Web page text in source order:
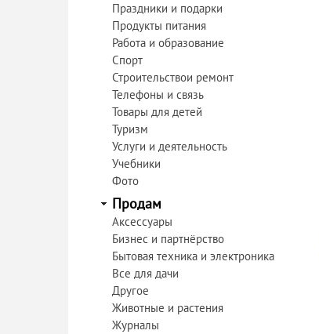
Праздники и подарки
Продукты питания
Работа и образование
Спорт
Строительствои ремонт
Телефоны и связь
Товары для детей
Туризм
Услуги и деятельность
Учебники
Фото
Продам
Аксессуары
Бизнес и партнёрство
Бытовая техника и электроника
Все для дачи
Другое
Животные и растения
Журналы